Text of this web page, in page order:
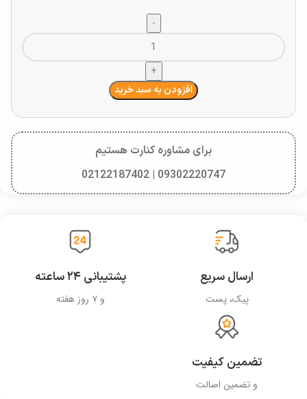
افزودن به سبد خرید
برای مشاوره کنارت هستیم
09302220747 | 02122187402
ارسال سریع
پیک، پست
پشتیبانی ۲۴ ساعته
و ۷ روز هفته
تضمین کیفیت
و تضمین اصالت